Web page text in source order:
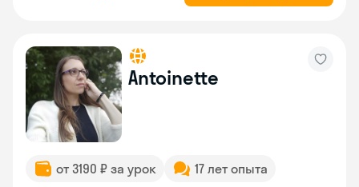
Antoinette
от 3190 ₽ за урок 17 лет опыта